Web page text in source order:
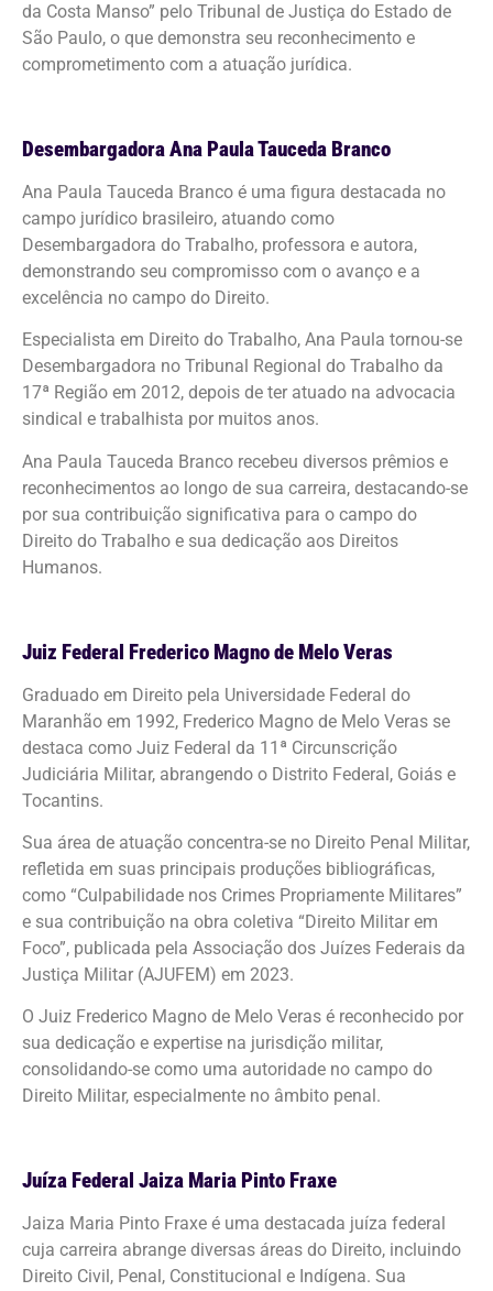
da Costa Manso” pelo Tribunal de Justiça do Estado de
São Paulo, o que demonstra seu reconhecimento e
comprometimento com a atuação jurídica.
Desembargadora Ana Paula Tauceda Branco
Ana Paula Tauceda Branco é uma figura destacada no
campo jurídico brasileiro, atuando como
Desembargadora do Trabalho, professora e autora,
demonstrando seu compromisso com o avanço e a
excelência no campo do Direito.
Especialista em Direito do Trabalho, Ana Paula tornou-se
Desembargadora no Tribunal Regional do Trabalho da
17ª Região em 2012, depois de ter atuado na advocacia
sindical e trabalhista por muitos anos.
Ana Paula Tauceda Branco recebeu diversos prêmios e
reconhecimentos ao longo de sua carreira, destacando-se
por sua contribuição significativa para o campo do
Direito do Trabalho e sua dedicação aos Direitos
Humanos.
Juiz Federal Frederico Magno de Melo Veras
Graduado em Direito pela Universidade Federal do
Maranhão em 1992, Frederico Magno de Melo Veras se
destaca como Juiz Federal da 11ª Circunscrição
Judiciária Militar, abrangendo o Distrito Federal, Goiás e
Tocantins.
Sua área de atuação concentra-se no Direito Penal Militar,
refletida em suas principais produções bibliográficas,
como “Culpabilidade nos Crimes Propriamente Militares”
e sua contribuição na obra coletiva “Direito Militar em
Foco”, publicada pela Associação dos Juízes Federais da
Justiça Militar (AJUFEM) em 2023.
O Juiz Frederico Magno de Melo Veras é reconhecido por
sua dedicação e expertise na jurisdição militar,
consolidando-se como uma autoridade no campo do
Direito Militar, especialmente no âmbito penal.
Juíza Federal Jaiza Maria Pinto Fraxe
Jaiza Maria Pinto Fraxe é uma destacada juíza federal
cuja carreira abrange diversas áreas do Direito, incluindo
Direito Civil, Penal, Constitucional e Indígena. Sua